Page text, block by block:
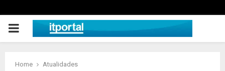
PRIMARY
Home
Atualidades